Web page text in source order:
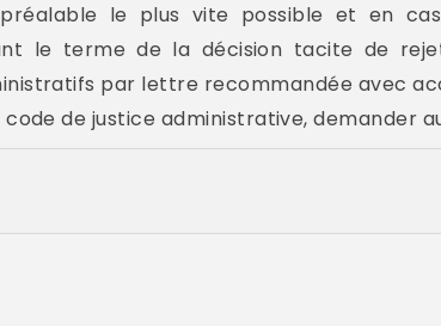
préalable le plus vite possible et en
le terme de la décision tacite de
par lettre recommandée avec
de justice administrative, demander